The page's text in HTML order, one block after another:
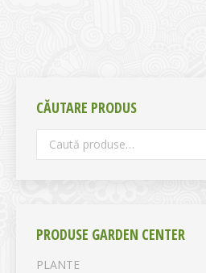
CĂUTARE PRODUS
PRODUSE GARDEN CENTER
PLANTE